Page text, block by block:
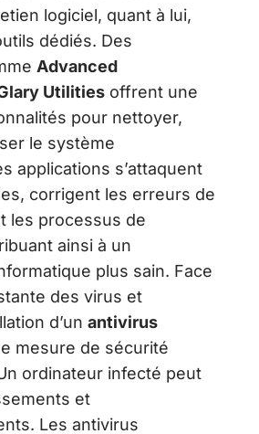
logiciel, quant à lui,
dédiés. Des
Advanced
Utilities offrent une
pour nettoyer,
le système
applications s’attaquent
corrigent les erreurs de
les processus de
ainsi à un
plus sain. Face
des virus et
d’un antivirus
mesure de sécurité
ordinateur infecté peut
et
Les antivirus